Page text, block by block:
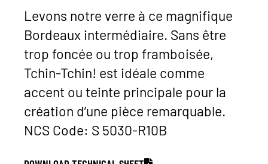
Levons notre verre à ce magnifique
Bordeaux intermédiaire. Sans être
trop foncée ou trop framboisée,
Tchin-Tchin! est idéale comme
accent ou teinte principale pour la
création d’une pièce remarquable.
NCS Code: S 5030-R10B